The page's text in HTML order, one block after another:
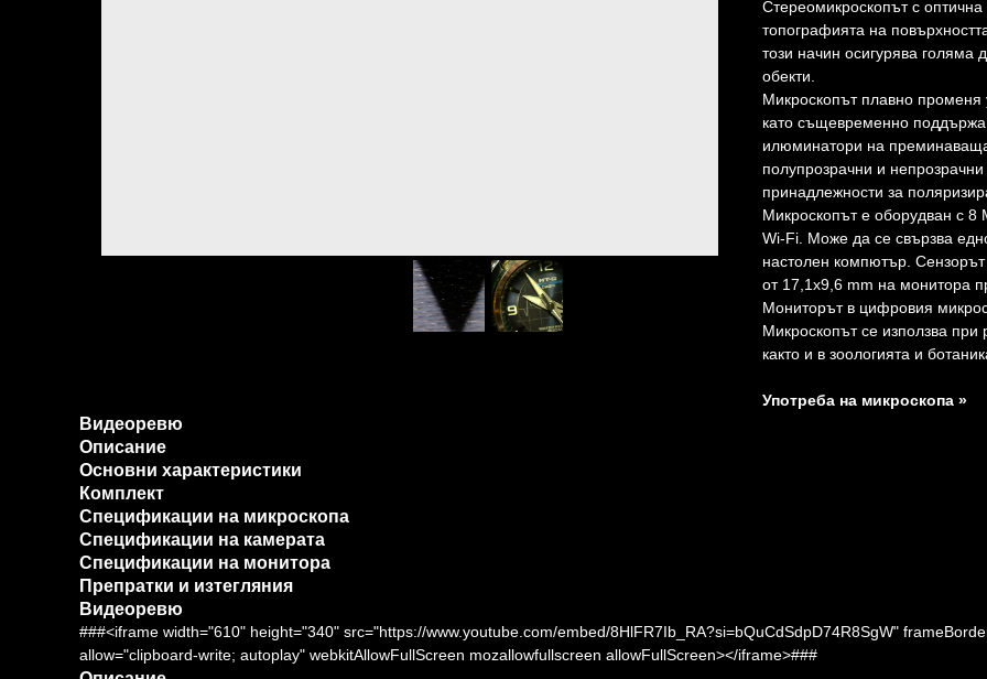
Стереомикроскопът с
топографията на
този начин осигурява
обекти.
Микроскопът плавно
като същевременно
илюминатори на
полупрозрачни и
принадлежности за
Микроскопът е оборудван с 8
Wi-Fi. Може да се свързва
настолен компютър.
от 17,1x9,6 mm на монитора
Мониторът в цифровия
Микроскопът се използва при
както и в зоологията и
Употреба на микроскопа »
Видеоревю
Описание
Основни характеристики
Комплект
Спецификации на микроскопа
Спецификации на камерата
Спецификации на монитора
Препратки и изтегляния
Видеоревю
###<iframe width="610" height="340" src="https://www.youtube.com/embed/8HlFR7Ib_RA?si=bQuCdSdpD74R8SgW"
allow="clipboard-write; autoplay" webkitAllowFullScreen mozallowfullscreen allowFullScreen></iframe>###